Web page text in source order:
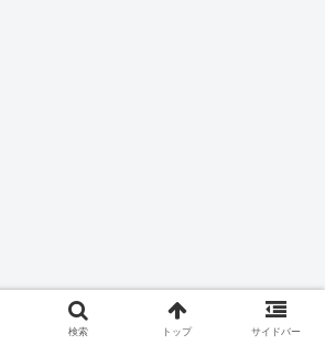
検索 トップ サイドバー